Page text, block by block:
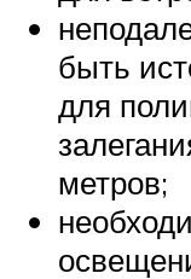
быть
для
метров;